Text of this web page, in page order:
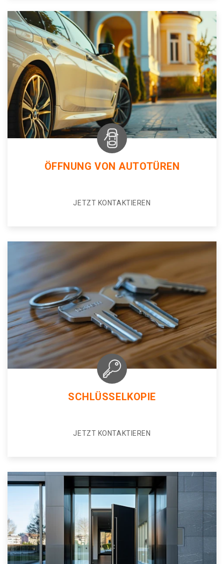
ÖFFNUNG VON AUTOTÜREN
JETZT KONTAKTIEREN
SCHLÜSSELKOPIE
JETZT KONTAKTIEREN